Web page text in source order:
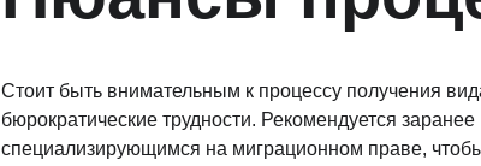
Стоит быть внимательным к процессу получения
бюрократические трудности. Рекомендуется
специализирующимся на миграционном праве,